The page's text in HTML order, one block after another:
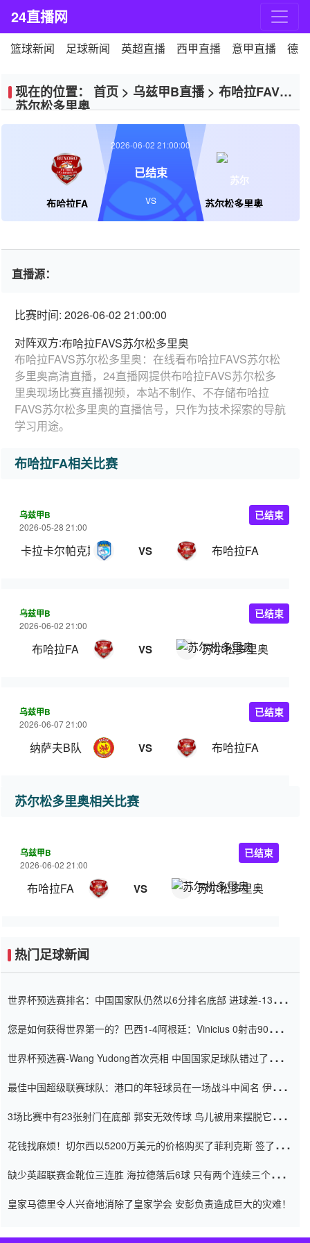
24直播网
篮球新闻 足球新闻 英超直播 西甲直播 意甲直播 德
现在的位置： 首页 > 乌兹甲B直播> 布哈拉FAVS
苏尔松多里奥
布哈拉FA 苏尔松多里奥
2026-06-02 21:00:00
已结束
VS
直播源：
比赛时间: 2026-06-02 21:00:00
对阵双方:布哈拉FAVS苏尔松多里奥
布哈拉FAVS苏尔松多里奥：在线看布哈拉FAVS苏尔松
多里奥高清直播，24直播网提供布哈拉FAVS苏尔松多
里奥现场比赛直播视频，本站不制作、不存储布哈拉
FAVS苏尔松多里奥的直播信号，只作为技术探索的导航
学习用途。
布哈拉FA相关比赛
乌兹甲B
2026-05-28 21:00
卡拉卡尔帕克斯坦FA VS 布哈拉FA
已结束
乌兹甲B
2026-06-02 21:00
布哈拉FA VS 苏尔松多里奥
已结束
乌兹甲B
2026-06-07 21:00
纳萨夫B队 VS 布哈拉FA
已结束
苏尔松多里奥相关比赛
乌兹甲B
2026-06-02 21:00
布哈拉FA VS 苏尔松多里奥
已结束
热门足球新闻
世界杯预选赛排名：中国国家队仍然以6分排名底部 进球差-13令人
您是如何获得世界第一的？巴西1-4阿根廷：Vinicius 0射击90分钟
世界杯预选赛-Wang Yudong首次亮相 中国国家足球队错过了世界
最佳中国超级联赛球队：港口的年轻球员在一场战斗中闻名 伊万放
3场比赛中有23张射门在底部 郭安无效传球 鸟儿被用来摆脱它
花钱找麻烦！切尔西以5200万美元的价格购买了菲利克斯 签了7年
缺少英超联赛金靴位三连胜 海拉德落后6球 只有两个连续三个连续
皇家马德里令人兴奋地消除了皇家学会 安彭负责造成巨大的灾难！